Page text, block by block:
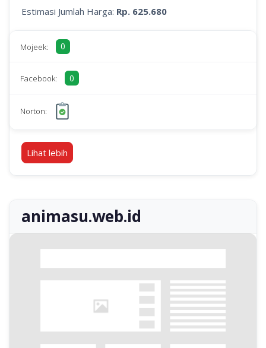
Estimasi Jumlah Harga: Rp. 625.680
Mojeek: 0
Facebook: 0
Norton:
Lihat lebih
animasu.web.id